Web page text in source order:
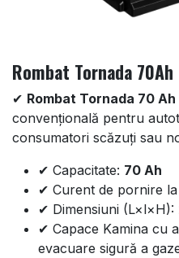
Rombat Tornada 70Ah
✔ Rombat Tornada 70 Ah
convențională pentru
consumatori scăzuți sau
✔ Capacitate: 70 Ah
✔ Curent de pornire
✔ Dimensiuni (L×l×H):
✔ Capace Kamina cu
evacuare sigură a